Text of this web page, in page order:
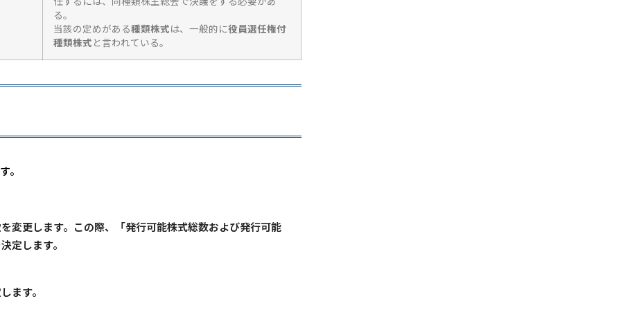
る。
当該の定めがある種類株式は、一般的に役員選任権付
種類株式 と言われている。
。
変更します。この際、「発行可能株式総数および発行可能
定します。
ます。